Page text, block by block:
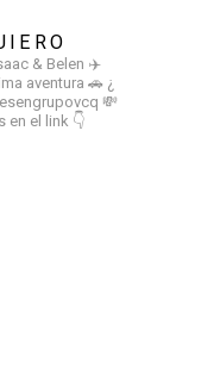
& Belen ✈️
aventura 🚗 ¿
💸
en el link 👇